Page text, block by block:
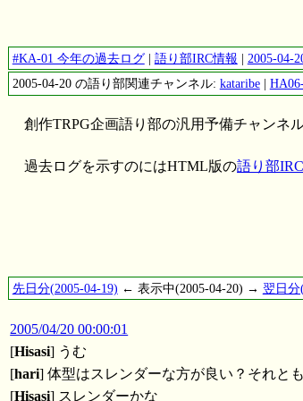
#KA-01 今年の過去ログ| 語り部IRC情報 | 2005-04-
2005-04-20 の語り部関連チャンネル: kataribe|
創作TRPG企画語り部の汎用予備チャンネル
過去ログを示すのにはHTML版の語り部
先日分(2005-04-19) ← 表示中(2005-04-20) → 翌日分
2005/04/20 00:00:01
[Hisasi] うむ
[hari] 体型はスレンダーな方が良い？それと
[Hisasi] スレンダーかな